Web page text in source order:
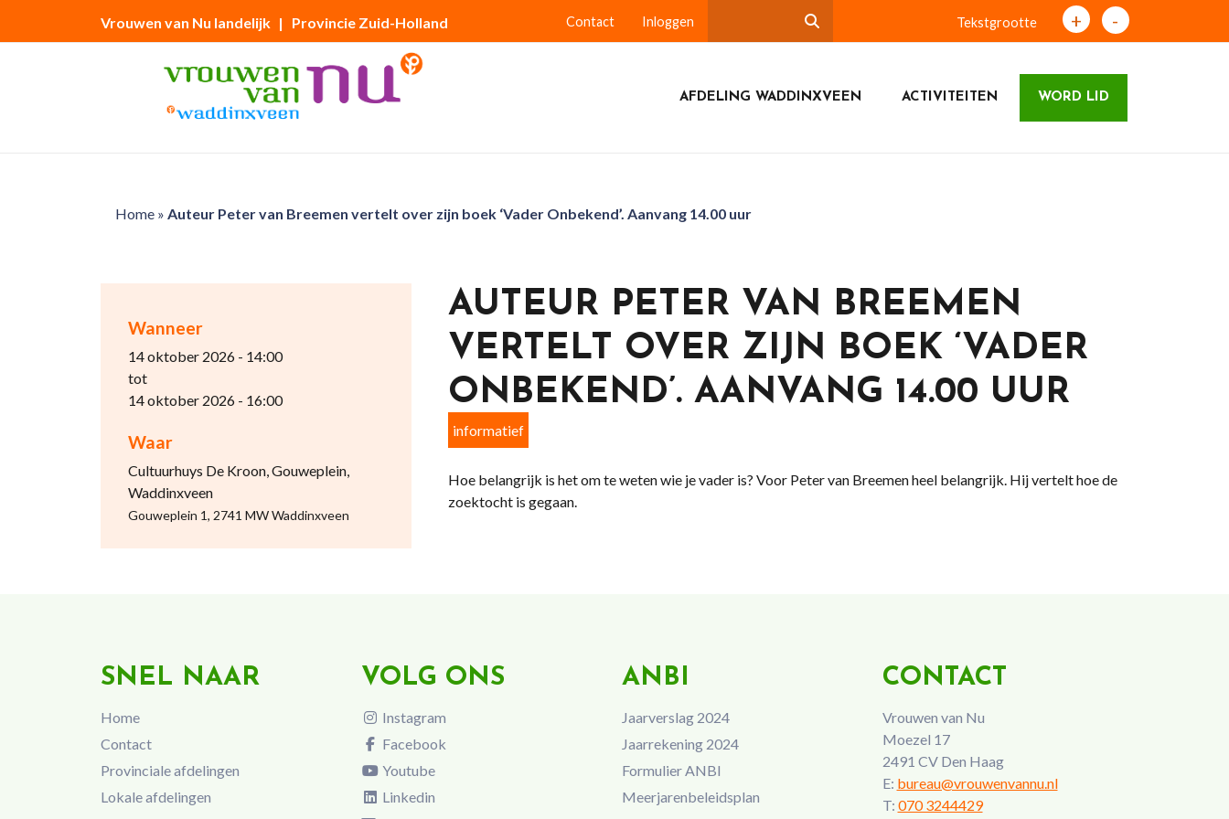
Vrouwen van Nu landelijk | Provincie Zuid-Holland Contact Inloggen Tekstgrootte + -
AFDELING WADDINXVEEN ACTIVITEITEN WORD LID
Home» Auteur Peter van Breemen vertelt over zijn boek ‘Vader Onbekend’. Aanvang 14.00 uur
Wanneer
14 oktober 2026 - 14:00
tot
14 oktober 2026 - 16:00
Waar
Cultuurhuys De Kroon, Gouweplein,
Waddinxveen
Gouweplein 1, 2741 MW Waddinxveen
AUTEUR PETER VAN BREEMEN
VERTELT OVER ZIJN BOEK ‘VADER
ONBEKEND’. AANVANG 14.00 UUR
informatief
Hoe belangrijk is het om te weten wie je vader is? Voor Peter van Breemen heel belangrijk. Hij vertelt hoe de
zoektocht is gegaan.
SNEL NAAR
Home
Contact
Provinciale afdelingen
Lokale afdelingen
VOLG ONS
Instagram
Facebook
Youtube
Linkedin
ANBI
Jaarverslag 2024
Jaarrekening 2024
Formulier ANBI
Meerjarenbeleidsplan
CONTACT
Vrouwen van Nu
Moezel 17
2491 CV Den Haag
E: bureau@vrouwenvannu.nl
T: 070 3244429